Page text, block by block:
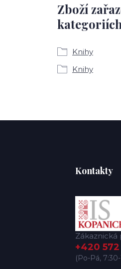
Zboží
kategoriích
Knihy
Knihy
Kontakty
Zákaznická
+420
(Po-Pá,